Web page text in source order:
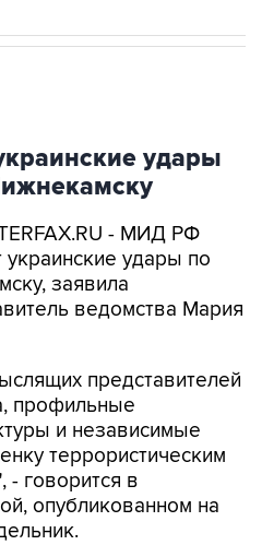
удары
- МИД РФ
удары по
заявила
ведомства Мария
представителей
профильные
и независимые
террористическим
- говорится в
опубликованном на